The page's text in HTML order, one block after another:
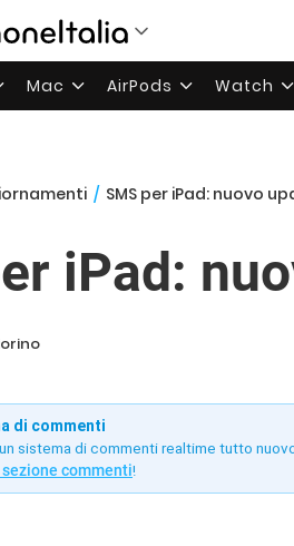
Mac AirPods Watch
/ SMS per iPad: nuovo
iPad:
di commenti
sistema di commenti realtime tutto
commenti!